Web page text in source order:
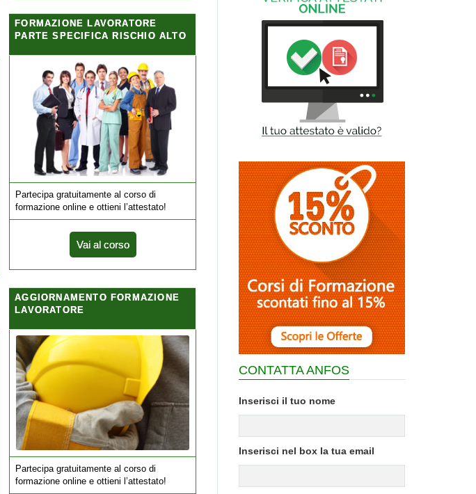
FORMAZIONE LAVORATORE
PARTE SPECIFICA RISCHIO ALTO
Partecipa gratuitamente al corso di
formazione online e ottieni l’attestato!
Vai al corso
AGGIORNAMENTO FORMAZIONE
LAVORATORE
Partecipa gratuitamente al corso di
formazione online e ottieni l’attestato!
CONTATTA ANFOS
Inserisci il tuo nome
Inserisci nel box la tua email